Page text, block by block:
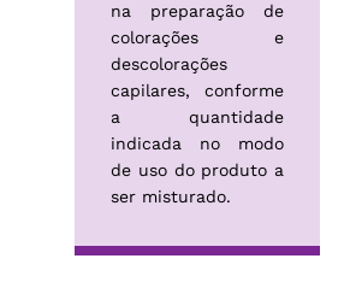
na preparação de
colorações e
descolorações
capilares, conforme
a quantidade
indicada no modo
de uso do produto a
ser misturado.